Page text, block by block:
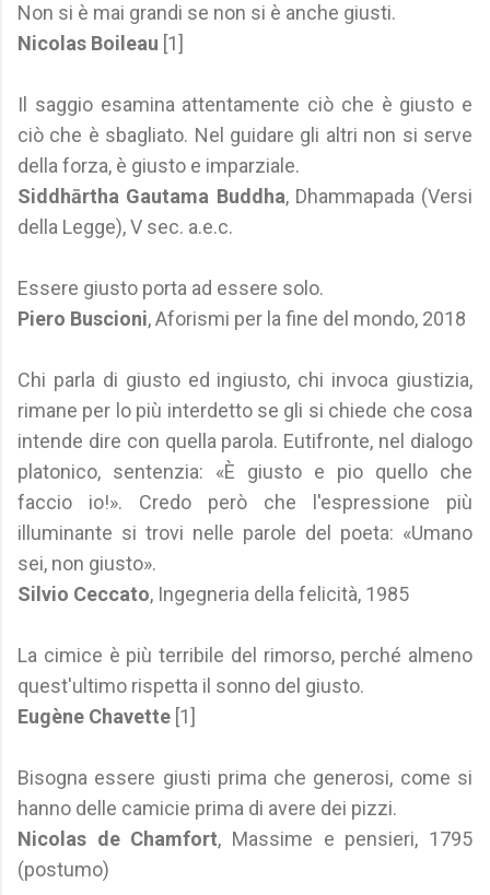
Non si è mai grandi se non si è anche giusti.
Nicolas Boileau [1]
Il saggio esamina attentamente ciò che è giusto e
ciò che è sbagliato. Nel guidare gli altri non si serve
della forza, è giusto e imparziale.
Siddhārtha Gautama Buddha, Dhammapada (Versi
della Legge), V sec. a.e.c.
Essere giusto porta ad essere solo.
Piero Buscioni, Aforismi per la fine del mondo, 2018
Chi parla di giusto ed ingiusto, chi invoca giustizia,
rimane per lo più interdetto se gli si chiede che cosa
intende dire con quella parola. Eutifronte, nel dialogo
platonico, sentenzia: «È giusto e pio quello che
faccio io!». Credo però che l'espressione più
illuminante si trovi nelle parole del poeta: «Umano
sei, non giusto».
Silvio Ceccato, Ingegneria della felicità, 1985
La cimice è più terribile del rimorso, perché almeno
quest'ultimo rispetta il sonno del giusto.
Eugène Chavette [1]
Bisogna essere giusti prima che generosi, come si
hanno delle camicie prima di avere dei pizzi.
Nicolas de Chamfort, Massime e pensieri, 1795
(postumo)